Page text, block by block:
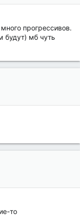
прогрессивов.
мб чуть
то